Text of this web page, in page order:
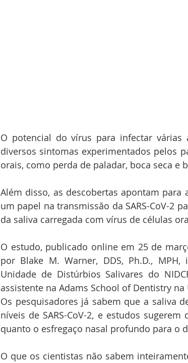
O potencial do vírus para infectar
diversos sintomas experimentados pelos
orais, como perda de paladar, boca seca e
Além disso, as descobertas apontam
um papel na transmissão da SARS-CoV-2
da saliva carregada com vírus de células
O estudo, publicado online em 25 de
por Blake M. Warner, DDS, Ph.D.,
Unidade de Distúrbios Salivares do
Os pesquisadores já sabem que a saliva
níveis de SARS-CoV-2, e estudos
quanto o esfregaço nasal profundo para o
O que os cientistas não sabem